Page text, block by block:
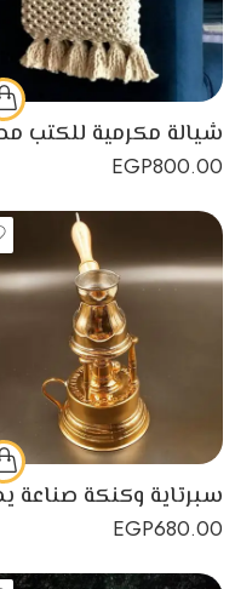
EGP800.00
EGP680.00